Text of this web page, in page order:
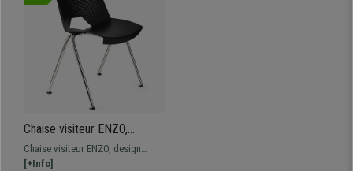
Chaise visiteur ENZO,
Commode et Pratique,
Empilable, Noir
Chaise visiteur ENZO, design
spectaculaire pour donner une
[+Info]